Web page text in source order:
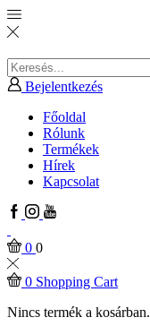
Search
inputBejelentkezés
Főoldal
Rólunk
Termékek
Hírek
Kapcsolat
Facebook
Instagram
Youtube
0 0
0 Shopping Cart
Nincs termék a kosárban.